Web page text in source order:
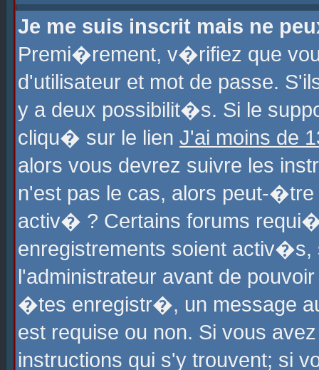
Je me suis inscrit mais ne
Premi�rement, v�rifiez que
d'utilisateur et mot de passe.
y a deux possibilit�s. Si le
cliqu� sur le lien J'ai moins de
alors vous devrez suivre les
n'est pas le cas, alors peut-
activ� ? Certains forums
enregistrements soient
l'administrateur avant de
�tes enregistr�, un message
est requise ou non. Si vous
instructions qui s'y trouvent; si